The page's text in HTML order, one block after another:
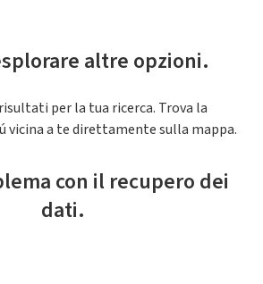
altre opzioni.
per la tua ricerca. Trova la
vicina a te direttamente sulla mappa.
con il recupero dei
dati.